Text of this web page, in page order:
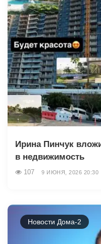
Ирина Пинчук
в недвижимость
107 9 ИЮНЯ, 2026 20:30
Новости Дома-2